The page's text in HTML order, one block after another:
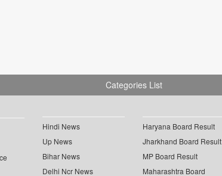
Categories List
Hindi News
Up News
Bihar News
Delhi Ncr News
Haryana Board Result
Jharkhand Board Result
MP Board Result
Maharashtra Board